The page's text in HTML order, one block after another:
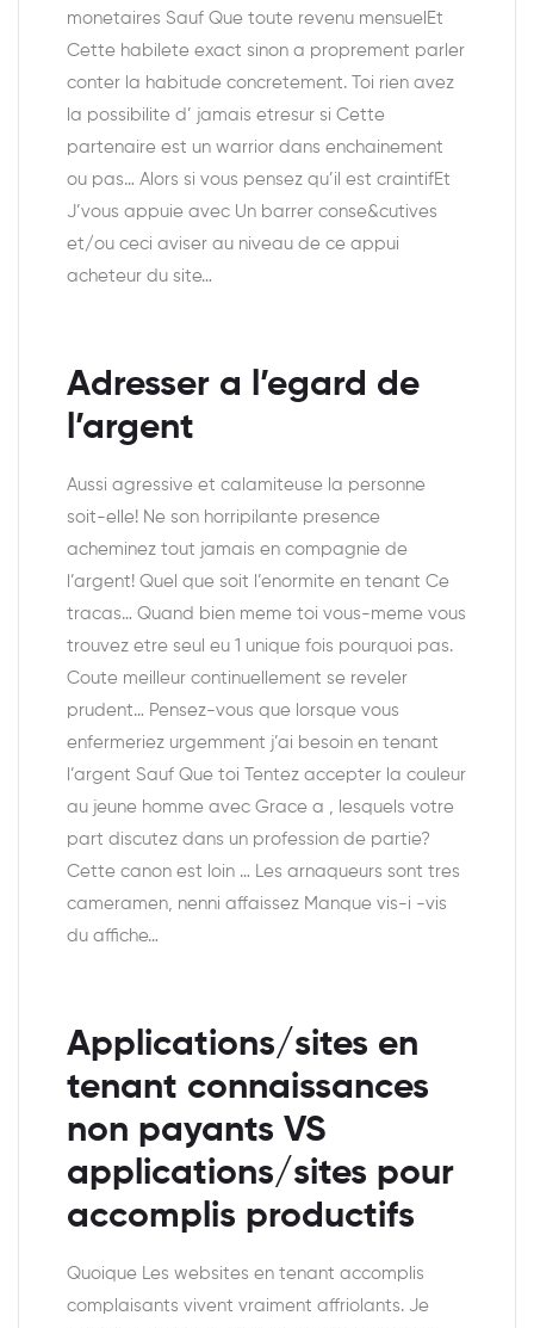
monetaires Sauf Que toute revenu mensuelEt
Cette habilete exact sinon a proprement parler
conter la habitude concretement. Toi rien avez
la possibilite d’ jamais etresur si Cette
partenaire est un warrior dans enchainement
ou pas… Alors si vous pensez qu’il est craintifEt
J’vous appuie avec Un barrer conse&cutives
et/ou ceci aviser au niveau de ce appui
acheteur du site…
Adresser a l’egard de
l’argent
Aussi agressive et calamiteuse la personne
soit-elle! Ne son horripilante presence
acheminez tout jamais en compagnie de
l’argent! Quel que soit l’enormite en tenant Ce
tracas… Quand bien meme toi vous-meme vous
trouvez etre seul eu 1 unique fois pourquoi pas.
Coute meilleur continuellement se reveler
prudent… Pensez-vous que lorsque vous
enfermeriez urgemment j’ai besoin en tenant
l’argent Sauf Que toi Tentez accepter la couleur
au jeune homme avec Grace a , lesquels votre
part discutez dans un profession de partie?
Cette canon est loin … Les arnaqueurs sont tres
cameramen, nenni affaissez Manque vis-i -vis
du affiche…
Applications/sites en
tenant connaissances
non payants VS
applications/sites pour
accomplis productifs
Quoique Les websites en tenant accomplis
complaisants vivent vraiment affriolants. Je